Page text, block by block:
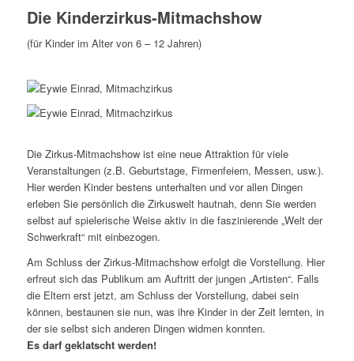
Die Kinderzirkus-Mitmachshow
(für Kinder im Alter von 6 – 12 Jahren)
Die Zirkus-Mitmachshow ist eine neue Attraktion für viele
Veranstaltungen (z.B. Geburtstage, Firmenfeiern, Messen, usw.).
Hier werden Kinder bestens unterhalten und vor allen Dingen
erleben Sie persönlich die Zirkuswelt hautnah, denn Sie werden
selbst auf spielerische Weise aktiv in die faszinierende „Welt der
Schwerkraft“ mit einbezogen.
Am Schluss der Zirkus-Mitmachshow erfolgt die Vorstellung. Hier
erfreut sich das Publikum am Auftritt der jungen „Artisten“. Falls
die Eltern erst jetzt, am Schluss der Vorstellung, dabei sein
können, bestaunen sie nun, was ihre Kinder in der Zeit lernten, in
der sie selbst sich anderen Dingen widmen konnten.
Es darf geklatscht werden!